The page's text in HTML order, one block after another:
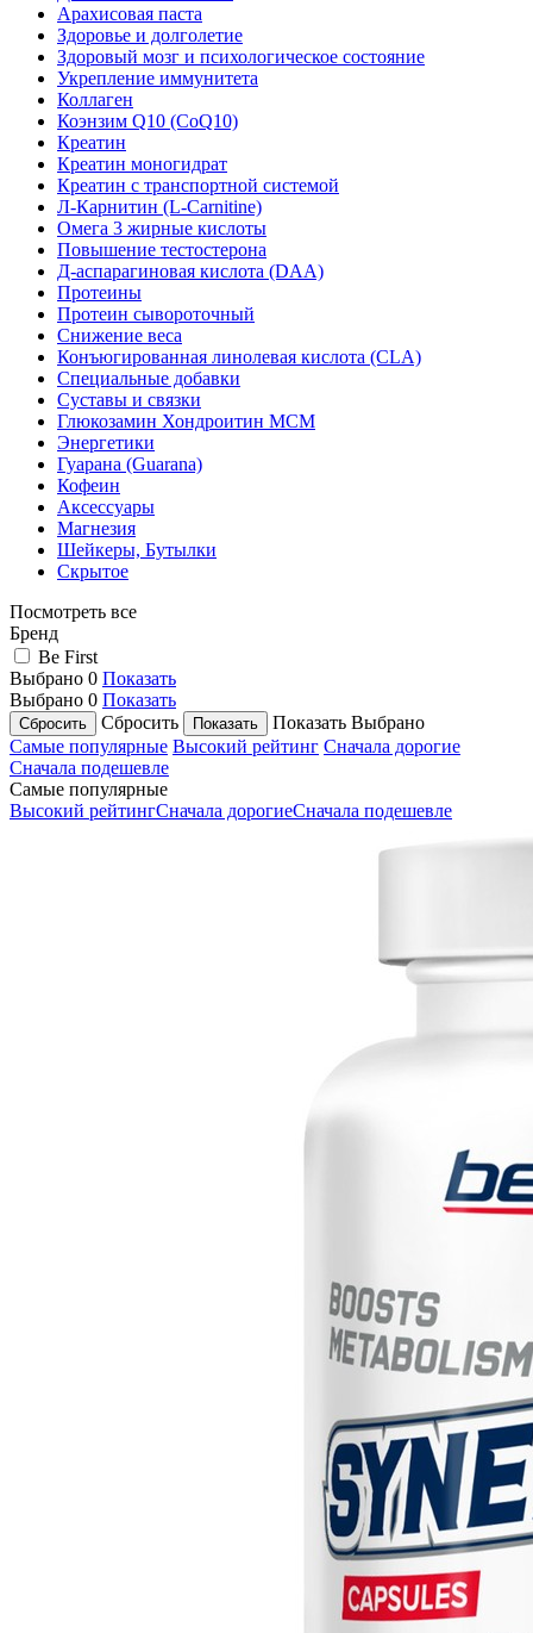
Арахисовая паста
Здоровье и долголетие
Здоровый мозг и психологическое состояние
Укрепление иммунитета
Коллаген
Коэнзим Q10 (CoQ10)
Креатин
Креатин моногидрат
Креатин с транспортной системой
Л-Карнитин (L-Сarnitine)
Омега 3 жирные кислоты
Повышение тестостерона
Д-аспарагиновая кислота (DAA)
Протеины
Протеин сывороточный
Снижение веса
Конъюгированная линолевая кислота (CLA)
Специальные добавки
Суставы и связки
Глюкозамин Хондроитин МСМ
Энергетики
Гуарана (Guarana)
Кофеин
Аксессуары
Магнезия
Шейкеры, Бутылки
Скрытое
Посмотреть все
Бренд
Be First
Выбрано 0 Показать
Выбрано 0 Показать
Сбросить
Показать Выбрано
Самые популярные Высокий рейтинг Сначала дорогие
Сначала подешевле
Самые популярные
Высокий рейтингСначала дорогиеСначала подешевле